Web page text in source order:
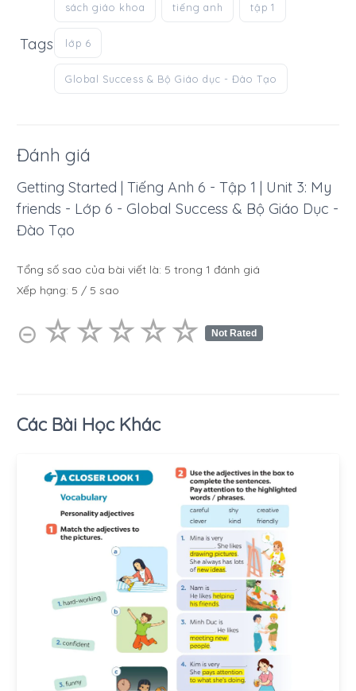
Tags
sách giáo khoa tiếng anh tập 1
lớp 6
Global Success & Bộ Giáo dục - Đào Tạo
Đánh giá
Getting Started | Tiếng Anh 6 - Tập 1 | Unit 3: My
friends - Lớp 6 - Global Success & Bộ Giáo Dục -
Đào Tạo
Tổng số sao của bài viết là: 5 trong 1 đánh giá
Xếp hạng: 5 / 5 sao
⊝ ☆☆☆☆☆
★★★★★ Not Rated
Các Bài Học Khác